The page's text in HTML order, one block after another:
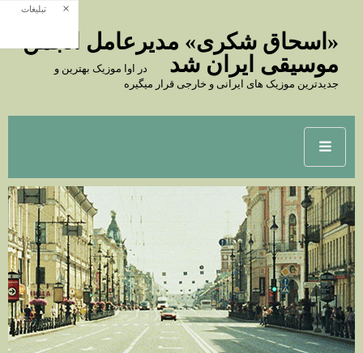
«اسحاق شکری» مدیرعامل انجمن
موسیقی ایران شد
در اوا موزیک بهترین و
جدیدترین موزیک های ایرانی و خارجی قرار میگیره
تبلیغات